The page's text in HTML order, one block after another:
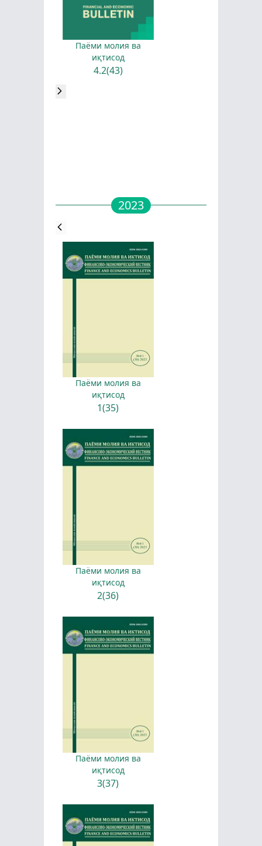
Паёми молия ва
иқтисод
4.2(43)
2023
Паёми молия ва
иқтисод
1(35)
Паёми молия ва
иқтисод
2(36)
Паёми молия ва
иқтисод
3(37)